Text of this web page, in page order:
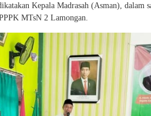
Kepala Madrasah (Asman), dalam
MTsN 2 Lamongan.